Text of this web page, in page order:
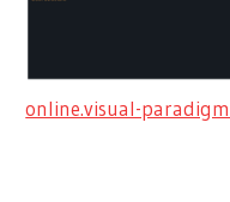
online.visual-